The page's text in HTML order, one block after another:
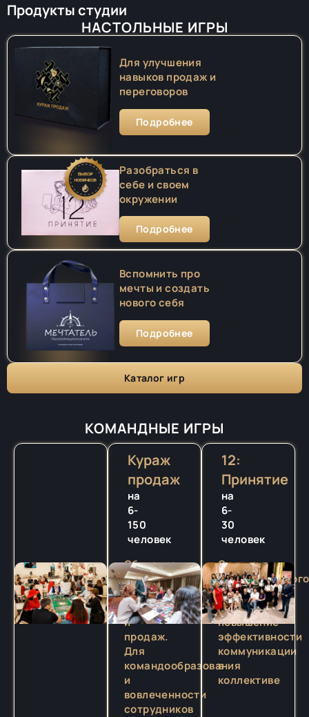
Продукты студии
НАСТОЛЬНЫЕ ИГРЫ
Для улучшения
навыков продаж и
переговоров
Подробнее
Разобраться в
себе и своем
окружении
Подробнее
Вспомнить про
мечты и создать
нового себя
Подробнее
Каталог игр
КОМАНДНЫЕ ИГРЫ
Кураж
продаж
на
6-
150
человек
Обучение
новым
стратегиям
переговоров
и
продаж.
Для
командообразования
и
вовлеченности
сотрудников
12:
Принятие
на
6-
30
человек
Снятие
эмоционального
напряжения
и
повышение
эффективности
коммуникации
в
коллективе